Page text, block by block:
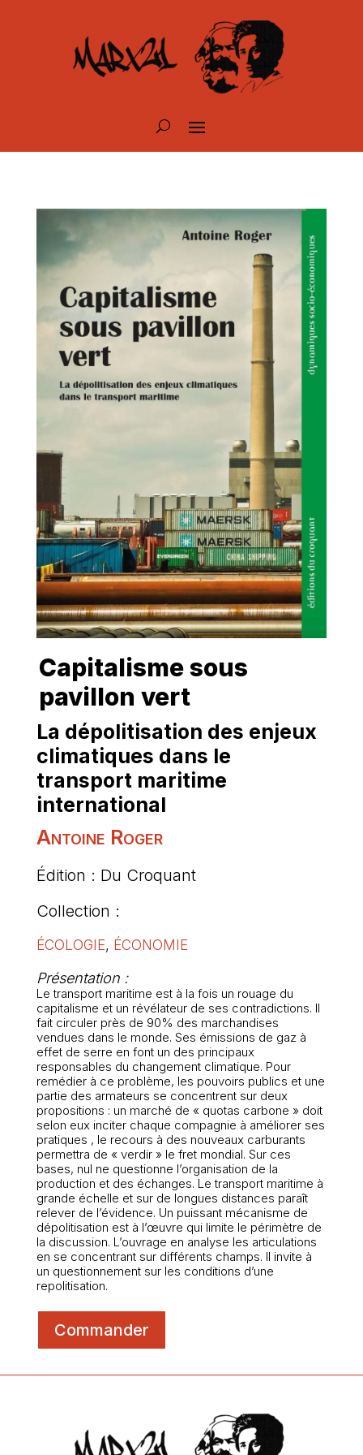
Capitalisme sous
pavillon vert
La dépolitisation des enjeux
climatiques dans le
transport maritime
international
Antoine Roger
Édition : Du Croquant
Collection :
ÉCOLOGIE, ÉCONOMIE
Présentation :
Le transport maritime est à la fois un rouage du
capitalisme et un révélateur de ses contradictions. Il
fait circuler près de 90% des marchandises
vendues dans le monde. Ses émissions de gaz à
effet de serre en font un des principaux
responsables du changement climatique. Pour
remédier à ce problème, les pouvoirs publics et une
partie des armateurs se concentrent sur deux
propositions : un marché de « quotas carbone » doit
selon eux inciter chaque compagnie à améliorer ses
pratiques , le recours à des nouveaux carburants
permettra de « verdir » le fret mondial. Sur ces
bases, nul ne questionne l’organisation de la
production et des échanges. Le transport maritime à
grande échelle et sur de longues distances paraît
relever de l’évidence. Un puissant mécanisme de
dépolitisation est à l’œuvre qui limite le périmètre de
la discussion. L’ouvrage en analyse les articulations
en se concentrant sur différents champs. Il invite à
un questionnement sur les conditions d’une
repolitisation.
Commander